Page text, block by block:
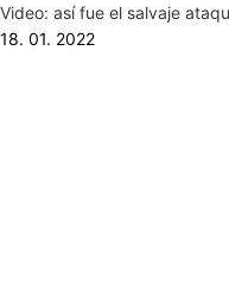
Video: así fue el salvaje
18. 01. 2022